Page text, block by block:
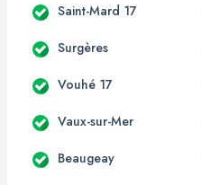
Saint-Mard 17
Surgères
Vouhé 17
Vaux-sur-Mer
Beaugeay